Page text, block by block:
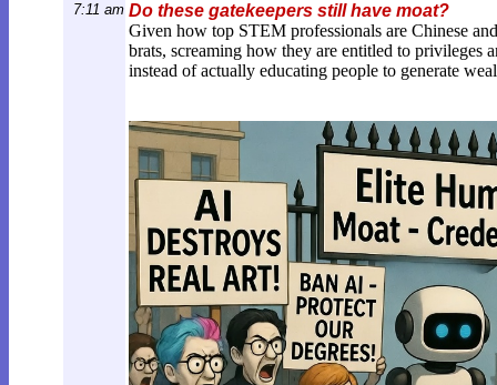
7:11 am Do these gatekeepers still have moat?
Given how top STEM professionals are Chinese
brats, screaming how they are entitled to privileges
instead of actually educating people to generate